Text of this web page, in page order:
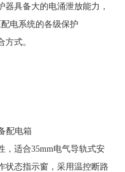
具备大的电涌泄放能力，
电系统的各级保护
式。
配电箱
，适合35mm电气导轨式安
状态指示窗，采用温控断路